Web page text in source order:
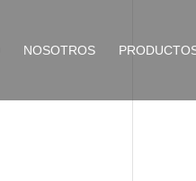
NOSOTROS